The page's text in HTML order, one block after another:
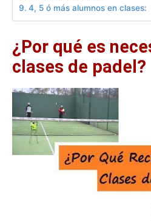
4, 5 ó más alumnos en clases:
¿Por qué es
clases de padel?